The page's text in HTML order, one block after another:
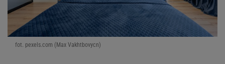
fot. pexels.com (Max Vakhtbovycn)